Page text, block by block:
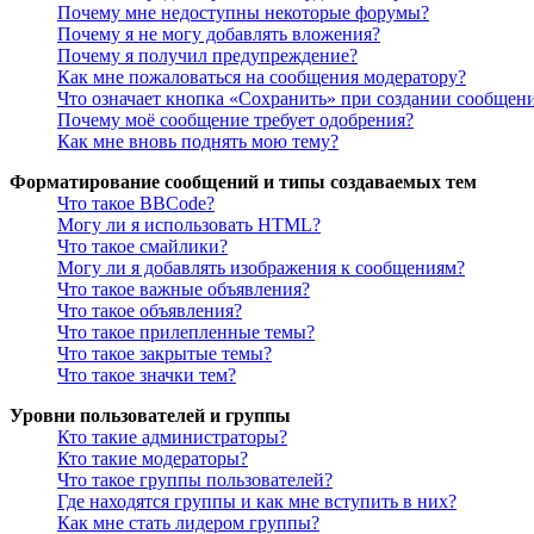
Почему мне недоступны некоторые форумы?
Почему я не могу добавлять вложения?
Почему я получил предупреждение?
Как мне пожаловаться на сообщения модератору?
Что означает кнопка «Сохранить» при создании
Почему моё сообщение требует одобрения?
Как мне вновь поднять мою тему?
Форматирование сообщений и типы создаваемых тем
Что такое BBCode?
Могу ли я использовать HTML?
Что такое смайлики?
Могу ли я добавлять изображения к сообщениям?
Что такое важные объявления?
Что такое объявления?
Что такое прилепленные темы?
Что такое закрытые темы?
Что такое значки тем?
Уровни пользователей и группы
Кто такие администраторы?
Кто такие модераторы?
Что такое группы пользователей?
Где находятся группы и как мне вступить в них?
Как мне стать лидером группы?